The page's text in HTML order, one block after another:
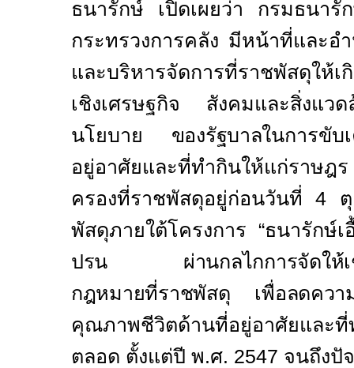
ธนารักษ์ เปิดเผยว่า กรมธนารั
กระทรวงการคลัง มีหน้าที่และอ
และบริหารจัดการที่ราชพัสดุให้เ
เชิงเศรษฐกิจ สังคมและสิ่งแ
นโยบาย ของรัฐบาลในการขับ
อยู่อาศัยและที่ทำกินให้แก่ราษ
ครองที่ราชพัสดุอยู่ก่อนวันที่4
พัสดุภายใต้โครงการ “ธนารักษ์
ปรน ผ่านกลไกการจัดให้เช่
กฎหมายที่ราชพัสดุ เพื่อลดควา
คุณภาพชีวิตด้านที่อยู่อาศัยและที่
ตลอด ตั้งแต่ปี พ.ศ. 2547 จนถึงปั